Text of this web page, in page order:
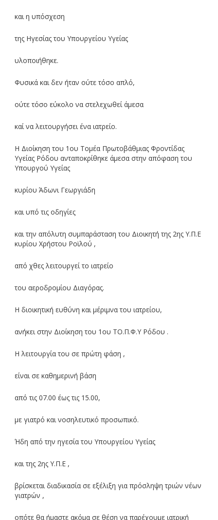
και η υπόσχεση
της Ηγεσίας του Υπουργείου Υγείας
υλοποιήθηκε.
Φυσικά και δεν ήταν ούτε τόσο απλό,
ούτε τόσο εύκολο να στελεχωθεί άμεσα
καί να λειτουργήσει ένα ιατρείο.
Η Διοίκηση του 1ου Τομέα Πρωτοβάθμιας Φροντίδας
Υγείας Ρόδου ανταποκρίθηκε άμεσα στην απόφαση του
Υπουργού Υγείας
κυρίου Άδωνι Γεωργιάδη
και υπό τις οδηγίες
και την απόλυτη συμπαράσταση του Διοικητή της 2ης Υ.Π.Ε
κυρίου Χρήστου Ροϊλού ,
από χθες λειτουργεί το ιατρείο
του αεροδρομίου Διαγόρας.
Η διοικητική ευθύνη και μέριμνα του ιατρείου,
ανήκει στην Διοίκηση του 1ου ΤΟ.Π.Φ.Υ Ρόδου .
Η λειτουργία του σε πρώτη φάση ,
είναι σε καθημερινή βάση
από τις 07.00 έως τις 15.00,
με γιατρό και νοσηλευτικό προσωπικό.
Ήδη από την ηγεσία του Υπουργείου Υγείας
και της 2ης Υ.Π.Ε ,
βρίσκεται διαδικασία σε εξέλιξη για πρόσληψη τριών νέων
γιατρών ,
οπότε θα ήμαστε ακόμα σε θέση να παρέχουμε ιατρική